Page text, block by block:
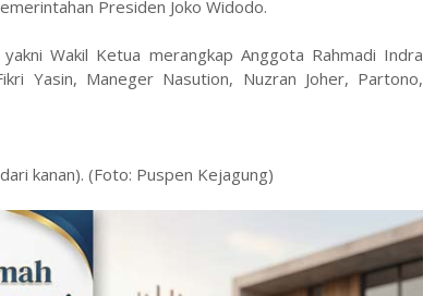
Presiden Joko Widodo.
Wakil Ketua merangkap Anggota Rahmadi Indra
Yasin, Maneger Nasution, Nuzran Joher, Partono,
kanan). (Foto: Puspen Kejagung)